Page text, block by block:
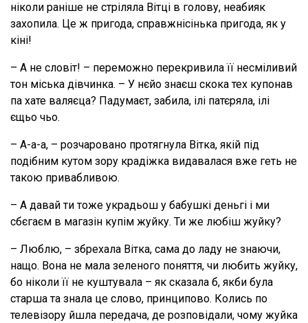
ніколи раніше не стріляла Вітці в голову, неабияк
захопила. Це ж пригода, справжнісінька пригода, як у
кіні!
– А не словіт! – переможно перекривила її несміливий
тон міська дівчинка. – У нєйо знаєш скока тех купонав
па хате валяєца? Падумаєт, забила, ілі патєряла, ілі
єщьо чьо.
– А-а-а, – розчаровано протягнула Вітка, якій під
подібним кутом зору крадіжка видавалася вже геть не
такою привабливою.
– А давай ти тоже украдьош у бабушкі деньгі і ми
сбєгаєм в магазін купім жуйку. Ти же любіш жуйку?
– Люблю, – збрехала Вітка, сама до ладу не знаючи,
нащо. Вона не мала зеленого поняття, чи любить жуйку,
бо ніколи її не куштувала – як сказала б, якби була
старша та знала це слово, принципово. Колись по
телевізору йшла передача, де розповідали, чому жуйка